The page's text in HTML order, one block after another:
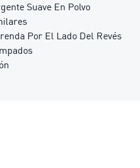
Suave En Polvo
Por El Lado Del Revés